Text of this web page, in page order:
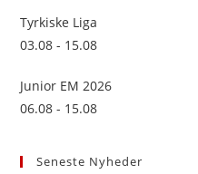
Tyrkiske Liga
03.08 - 15.08
Junior EM 2026
06.08 - 15.08
Seneste Nyheder